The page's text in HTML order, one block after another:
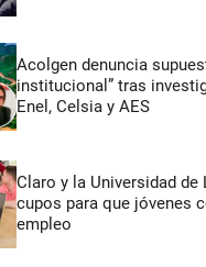
Acolgen denuncia
institucional” tras
Enel, Celsia y AES
Claro y la Universidad de
cupos para que jóvenes
empleo